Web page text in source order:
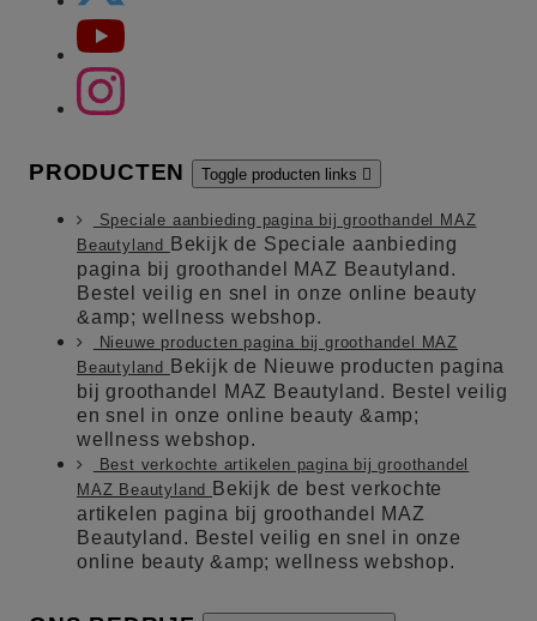
PRODUCTEN Toggle producten links 
Speciale aanbieding pagina bij groothandel MAZ
Beautyland
Bekijk de Speciale aanbieding
pagina bij groothandel MAZ Beautyland.
Bestel veilig en snel in onze online beauty
&amp; wellness webshop.
Nieuwe producten pagina bij groothandel MAZ
Beautyland
Bekijk de Nieuwe producten pagina
bij groothandel MAZ Beautyland. Bestel veilig
en snel in onze online beauty &amp;
wellness webshop.
Best verkochte artikelen pagina bij groothandel
MAZ Beautyland
Bekijk de best verkochte
artikelen pagina bij groothandel MAZ
Beautyland. Bestel veilig en snel in onze
online beauty &amp; wellness webshop.